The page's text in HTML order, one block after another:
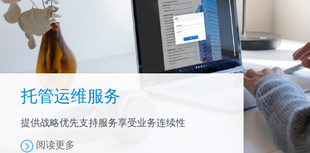
托管运维服务
提供战略优先支持服务享受业务连续性
阅读更多